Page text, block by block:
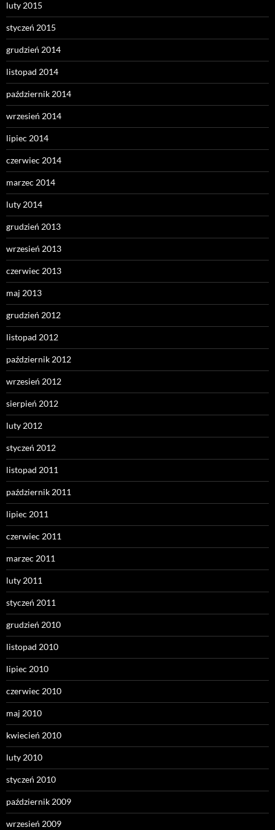
luty 2015
styczeń 2015
grudzień 2014
listopad 2014
październik 2014
wrzesień 2014
lipiec 2014
czerwiec 2014
marzec 2014
luty 2014
grudzień 2013
wrzesień 2013
czerwiec 2013
maj 2013
grudzień 2012
listopad 2012
październik 2012
wrzesień 2012
sierpień 2012
luty 2012
styczeń 2012
listopad 2011
październik 2011
lipiec 2011
czerwiec 2011
marzec 2011
luty 2011
styczeń 2011
grudzień 2010
listopad 2010
lipiec 2010
czerwiec 2010
maj 2010
kwiecień 2010
luty 2010
styczeń 2010
październik 2009
wrzesień 2009